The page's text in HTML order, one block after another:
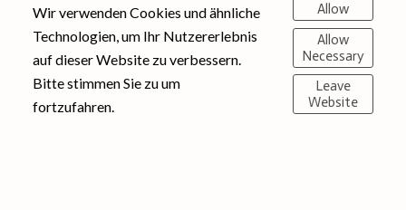
Wir verwenden Cookies und ähnliche
Technologien, um Ihr Nutzererlebnis
auf dieser Website zu verbessern.
Bitte stimmen Sie zu um
fortzufahren.
Allow
Allow
Necessary
Leave
Website